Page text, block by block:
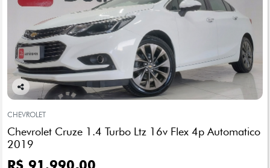
Co
arti
lhe
CHEVROLET
Chevrolet Cruze 1.4 Turbo Ltz 16v Flex 4p Automatico
2019